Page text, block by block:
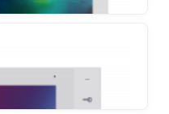
čítačkou EM-Marin